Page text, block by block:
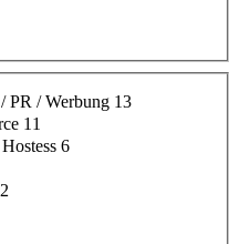
PR / Werbung 13
11
6
2